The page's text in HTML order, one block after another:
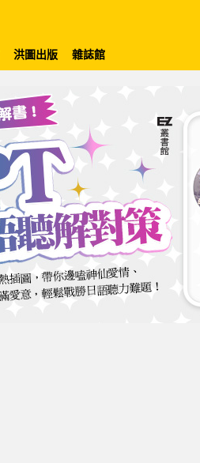
洪圖出版 雜誌館